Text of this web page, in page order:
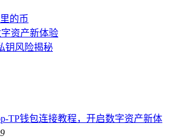
的币
资产新体验
钥风险揭秘
TP钱包连接教程，开启数字资产新体